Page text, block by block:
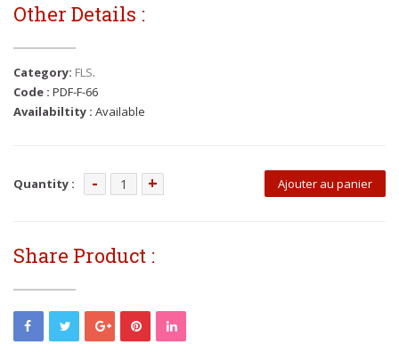
Other Details :
Category: FLS.
Code : PDF-F-66
Availabiltity : Available
Quantity :
quantité
066
CLIC
5
Ajouter au panier
Share Product :